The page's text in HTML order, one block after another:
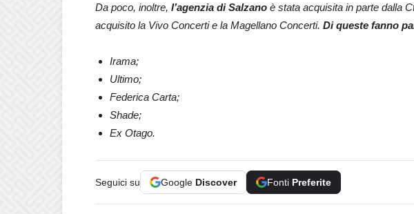
Da poco, inoltre, l’agenzia di Salzano è stata acquisita in parte dalla
acquisito la Vivo Concerti e la Magellano Concerti. Di queste fanno
Irama;
Ultimo;
Federica Carta;
Shade;
Ex Otago.
Seguici su Google Discover Fonti Preferite